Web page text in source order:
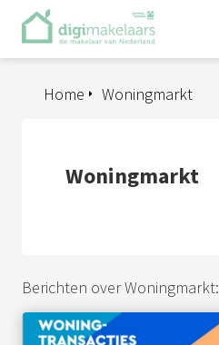
Woningmarkt
Home
Woningmarkt
Berichten over Woningmarkt: